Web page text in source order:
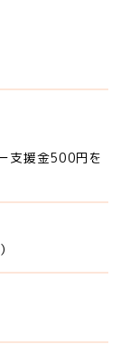
援金500円を